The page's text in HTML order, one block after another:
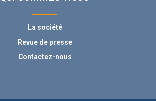
La société
Revue de presse
Contactez-nous